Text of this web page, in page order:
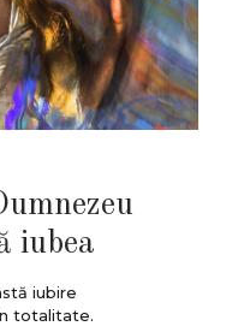
iubea
iubire
totalitate.